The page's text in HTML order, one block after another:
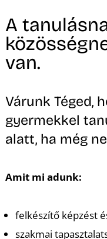
A
van.
Várunk Téged,
gyermekkel
alatt, ha még
Amit mi adunk:
felkészítő képzést
szakmai